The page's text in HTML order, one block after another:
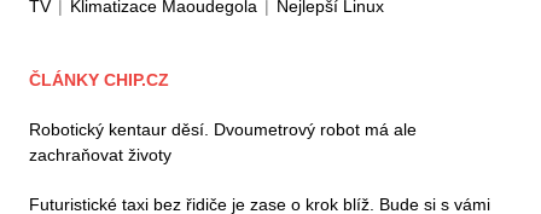
TV | Klimatizace Maoudegola | Nejlepší Linux
ČLÁNKY CHIP.CZ
Robotický kentaur děsí. Dvoumetrový robot má ale
zachraňovat životy
Futuristické taxi bez řidiče je zase o krok blíž. Bude si s vámi